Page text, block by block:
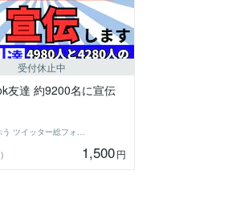
受付休止中
友達 約9200名に宣伝
1,500円